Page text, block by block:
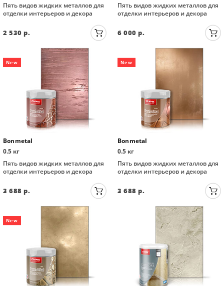
Пять видов жидких металлов для
отделки интерьеров и декора
2 530 р.
Пять видов жидких металлов для
отделки интерьеров и декора
6 000 р.
New
Bonmetal
0.5 кг
Пять видов жидких металлов для
отделки интерьеров и декора
3 688 р.
New
Bonmetal
0.5 кг
Пять видов жидких металлов для
отделки интерьеров и декора
3 688 р.
New